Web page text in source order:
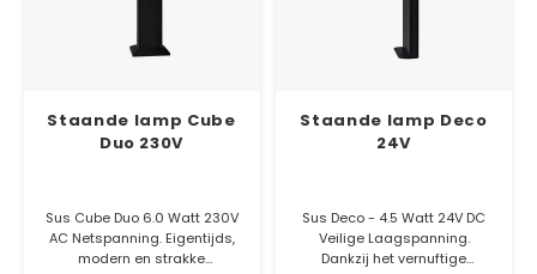
Staande lamp Cube
Duo 230V
Sus Cube Duo 6.0 Watt 230V
AC Netspanning. Eigentijds,
modern en strakke
Staande lamp Deco
24V
Sus Deco - 4.5 Watt 24V DC
Veilige Laagspanning.
Dankzij het vernuftige